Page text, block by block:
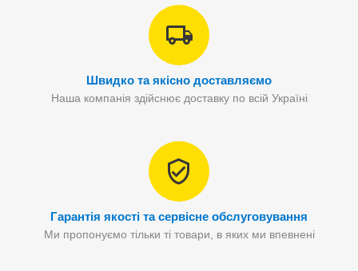
Швидко та якісно доставляємо
Наша компанія здійснює доставку по всій Україні
Гарантія якості та сервісне обслуговування
Ми пропонуємо тільки ті товари, в яких ми впевнені